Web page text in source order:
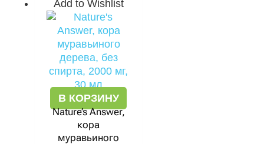
Add to Wishlist
В КОРЗИНУ
Nature’s Answer,
кора
муравьиного